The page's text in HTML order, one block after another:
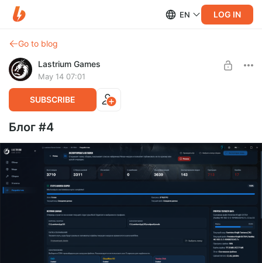
EN LOG IN
Go to blog
Lastrium Games
May 14 07:01
SUBSCRIBE
Блог #4